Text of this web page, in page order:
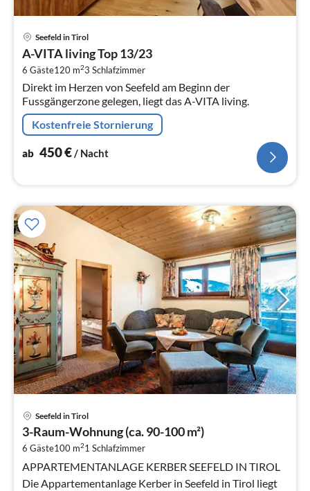
Seefeld in Tirol
A-VITA living Top 13/23
6 Gäste120 m23 Schlafzimmer
Direkt im Herzen von Seefeld am Beginn der
Fussgängerzone gelegen, liegt das A-VITA living.
Kostenfreie Stornierung
ab 450€/ Nacht
Seefeld in Tirol
3-Raum-Wohnung (ca. 90-100 m²)
6 Gäste100 m21 Schlafzimmer
APPARTEMENTANLAGE KERBER SEEFELD IN TIROL
Die Appartementanlage Kerber in Seefeld in Tirol liegt